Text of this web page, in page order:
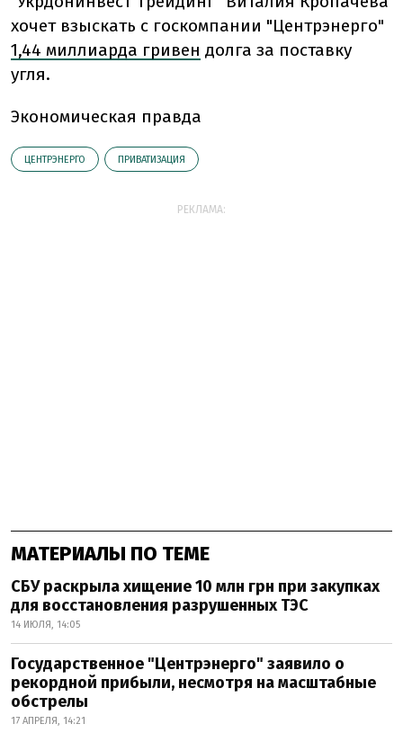
хочет взыскать с госкомпании "Центрэнерго"
1,44 миллиарда гривен долга за поставку
угля.
Экономическая правда
ЦЕНТРЭНЕРГО ПРИВАТИЗАЦИЯ
РЕКЛАМА:
МАТЕРИАЛЫ ПО ТЕМЕ
СБУ раскрыла хищение 10 млн грн при закупках
для восстановления разрушенных ТЭС
14 ИЮЛЯ, 14:05
Государственное "Центрэнерго" заявило о
рекордной прибыли, несмотря на масштабные
обстрелы
17 АПРЕЛЯ, 14:21